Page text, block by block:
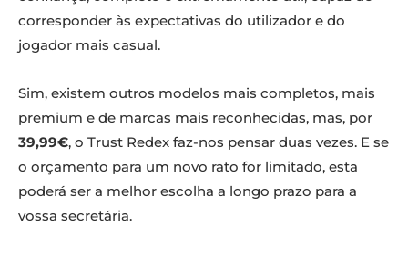
corresponder às expectativas do utilizador e do
jogador mais casual.
Sim, existem outros modelos mais completos, mais
premium e de marcas mais reconhecidas, mas, por
39,99€, o Trust Redex faz-nos pensar duas vezes. E se
o orçamento para um novo rato for limitado, esta
poderá ser a melhor escolha a longo prazo para a
vossa secretária.